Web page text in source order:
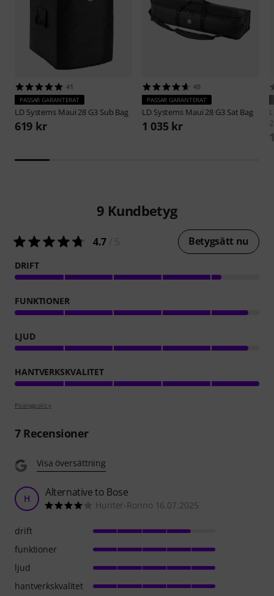
41
PASSAR GARANTERAT
LD Systems Maui 28 G3 Sub Bag
619 kr
45
PASSAR GARANTERAT
LD Systems Maui 28 G3 Sat Bag
1 035 kr
9 Kundbetyg
4.7 Betygsätt nu
DRIFT
FUNKTIONER
LJUD
HANTVERKSKVALITET
Poängpolicy
7Recensioner
Visa översättning
H Alternative to Bose
Hunter-Ronno 16.07.2025
drift
funktioner
ljud
hantverkskvalitet